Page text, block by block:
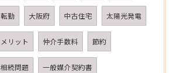
転勤 大阪府 中古住宅 太陽光発電
メリット 仲介手数料 節約
相続問題 一般媒介契約書